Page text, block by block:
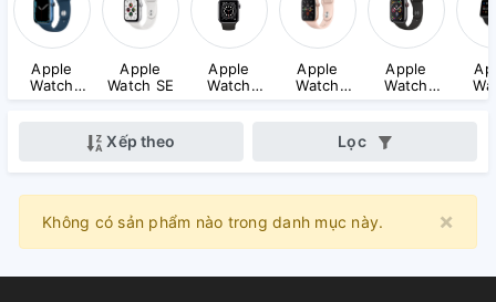
Apple
Watch
Series 7
Apple
Watch SE
Apple
Watch
Series 6
Apple
Watch
Series 5
Apple
Watch
Series 4
Xếp theo Lọc
×
Không có sản phẩm nào trong danh mục này.